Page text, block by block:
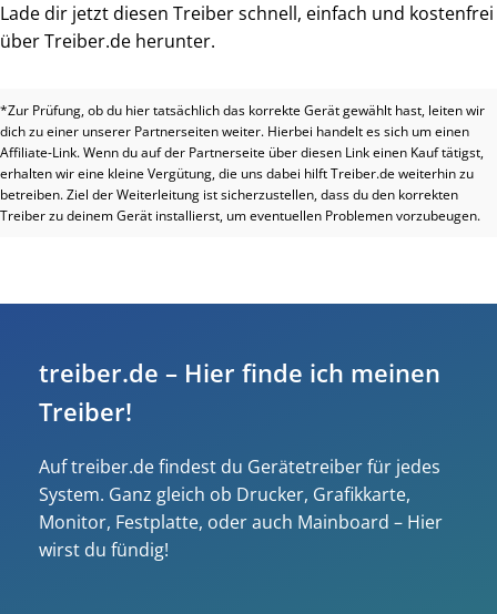
Lade dir jetzt diesen Treiber schnell, einfach und kostenfrei
über Treiber.de herunter.
*Zur Prüfung, ob du hier tatsächlich das korrekte Gerät gewählt hast, leiten wir
dich zu einer unserer Partnerseiten weiter. Hierbei handelt es sich um einen
Affiliate-Link. Wenn du auf der Partnerseite über diesen Link einen Kauf tätigst,
erhalten wir eine kleine Vergütung, die uns dabei hilft Treiber.de weiterhin zu
betreiben. Ziel der Weiterleitung ist sicherzustellen, dass du den korrekten
Treiber zu deinem Gerät installierst, um eventuellen Problemen vorzubeugen.
treiber.de – Hier finde ich meinen
Treiber!
Auf treiber.de findest du Gerätetreiber für jedes
System. Ganz gleich ob Drucker, Grafikkarte,
Monitor, Festplatte, oder auch Mainboard – Hier
wirst du fündig!